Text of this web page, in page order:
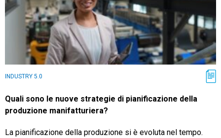
INDUSTRY 5.0
Quali sono le nuove strategie di pianificazione della
produzione manifatturiera?
La pianificazione della produzione si è evoluta nel tempo.